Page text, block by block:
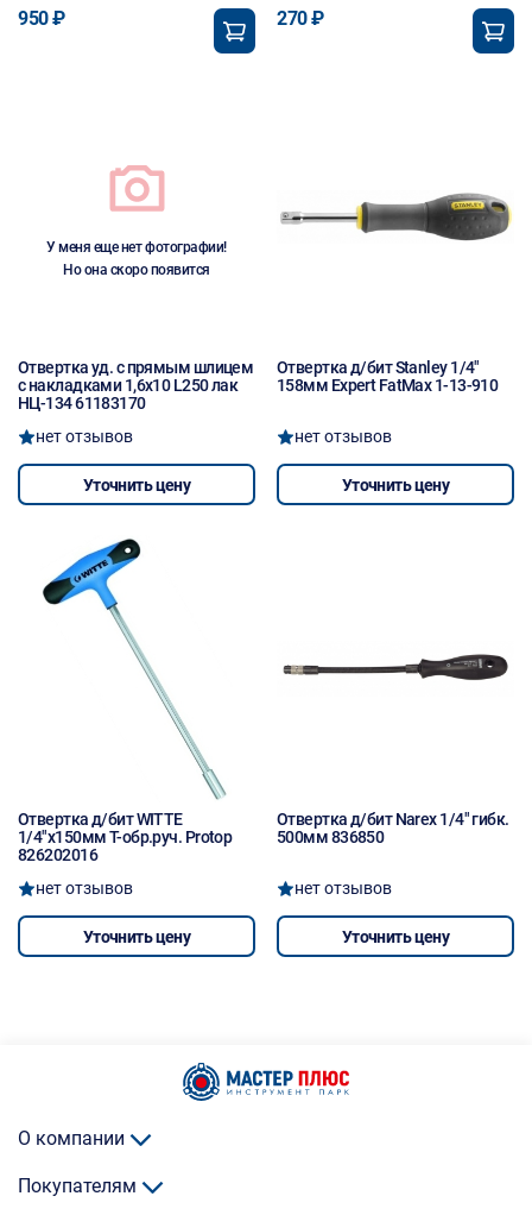
950 ₽ 270 ₽
У меня еще нет фотографии!
Но она скоро появится
Отвертка уд. с прямым шлицем
с накладками 1,6х10 L250 лак
НЦ-134 61183170
нет отзывов
Уточнить цену
Отвертка д/бит Stanley 1/4"
158мм Expert FatMax 1-13-910
нет отзывов
Уточнить цену
Отвертка д/бит WITTE
1/4"х150мм Т-обр.руч. Protop
826202016
нет отзывов
Уточнить цену
Отвертка д/бит Narex 1/4" гибк.
500мм 836850
нет отзывов
Уточнить цену
О компании
Покупателям